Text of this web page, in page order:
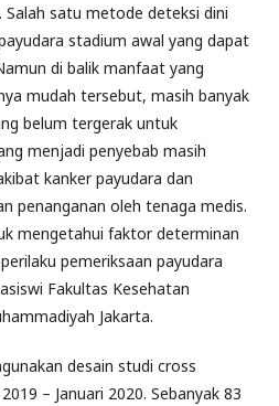
satu metode deteksi dini
stadium awal yang dapat
di balik manfaat yang
mudah tersebut, masih banyak
belum tergerak untuk
menjadi penyebab masih
kanker payudara dan
penanganan oleh tenaga medis.
mengetahui faktor determinan
pemeriksaan payudara
Fakultas Kesehatan
Jakarta.
desain studi cross
– Januari 2020. Sebanyak 83